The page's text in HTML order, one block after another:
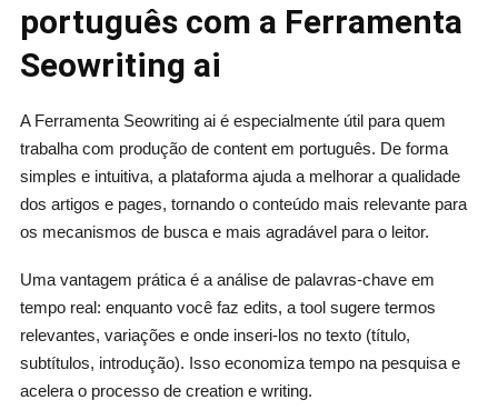
português com a Ferramenta
Seowriting ai
A Ferramenta Seowriting ai é especialmente útil para quem
trabalha com produção de content em português. De forma
simples e intuitiva, a plataforma ajuda a melhorar a qualidade
dos artigos e pages, tornando o conteúdo mais relevante para
os mecanismos de busca e mais agradável para o leitor.
Uma vantagem prática é a análise de palavras‑chave em
tempo real: enquanto você faz edits, a tool sugere termos
relevantes, variações e onde inseri‑los no texto (título,
subtítulos, introdução). Isso economiza tempo na pesquisa e
acelera o processo de creation e writing.